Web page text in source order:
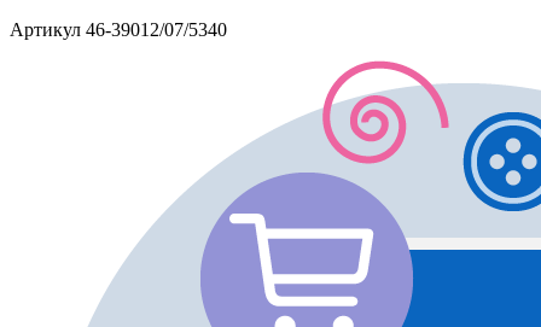
Артикул 46-39012/07/5340